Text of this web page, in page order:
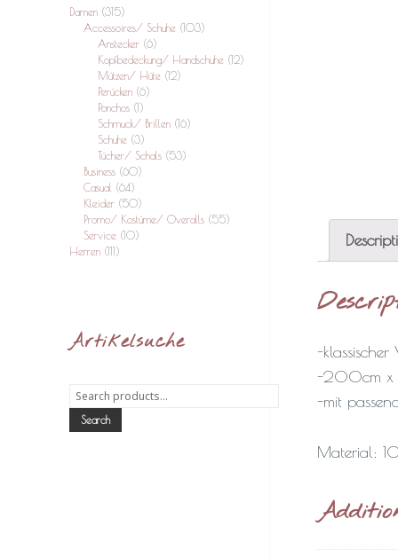
Damen (315)
Accessoires/ Schuhe (103)
Anstecker (6)
Kopfbedeckung/ Handschuhe (12)
Mützen/ Hüte (12)
Perücken (6)
Ponchos (1)
Schmuck/ Brillen (16)
Schuhe (3)
Tücher/ Schals (53)
Business (60)
Casual (64)
Kleider (50)
Promo/ Kostüme/ Overalls (55)
Service (10)
Herren (111)
Artikelsuche
Search
for:
Search
-
-200cm x
-mit
Material: